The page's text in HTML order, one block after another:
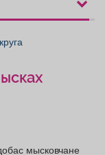
Проекты
мысковчане